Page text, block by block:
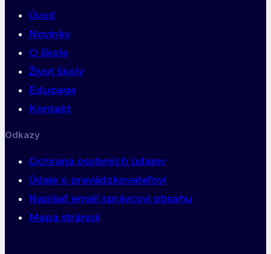
Úvod
Novinky
O škole
Život školy
Edupage
Kontakt
Odkazy
Ochrana osobných údajov
Údaje o prevádzkovateľovi
Napísať email správcovi obsahu
Mapa stránok